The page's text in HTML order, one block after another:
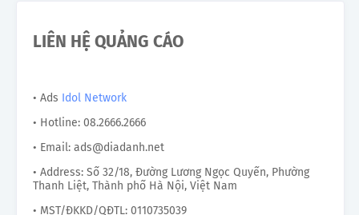
LIÊN HỆ QUẢNG CÁO
• Ads Idol Network
• Hotline: 08.2666.2666
• Email: ads@diadanh.net
• Address: Số 32/18, Đường Lương Ngọc Quyến, Phường
Thanh Liệt, Thành phố Hà Nội, Việt Nam
• MST/ĐKKD/QĐTL: 0110735039